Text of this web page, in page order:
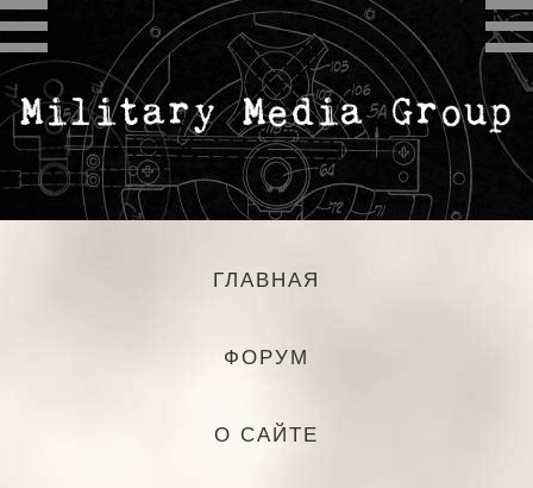
ГЛАВНАЯ
ФОРУМ
О САЙТЕ